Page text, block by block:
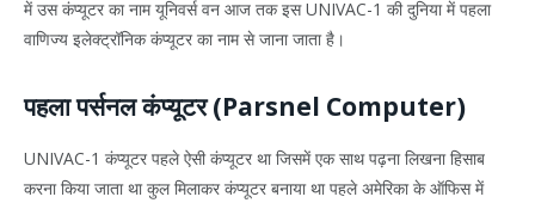
में उस कंप्यूटर का नाम यूनिवर्स वन आज तक इस UNIVAC-1 की दुनिया में पहला
वाणिज्य इलेक्ट्रॉनिक कंप्यूटर का नाम से जाना जाता है।
पहला पर्सनल कंप्यूटर (Parsnel Computer)
UNIVAC-1 कंप्यूटर पहले ऐसी कंप्यूटर था जिसमें एक साथ पढ़ना लिखना हिसाब
करना किया जाता था कुल मिलाकर कंप्यूटर बनाया था पहले अमेरिका के ऑफिस में